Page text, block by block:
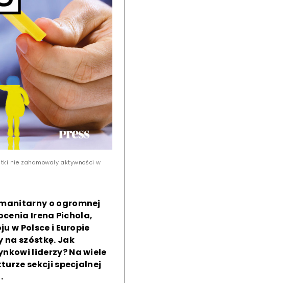
nie zahamowały aktywności w
o ogromnej
Irena Pichola,
w Polsce i Europie
na szóstkę. Jak
liderzy? Na wiele
sekcji specjalnej